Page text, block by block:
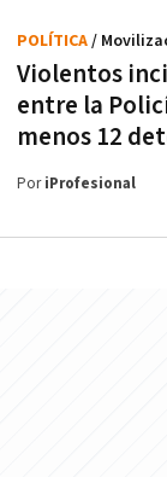
Violentos
entre la
menos 12
POLÍTICA/
PoriProfesional